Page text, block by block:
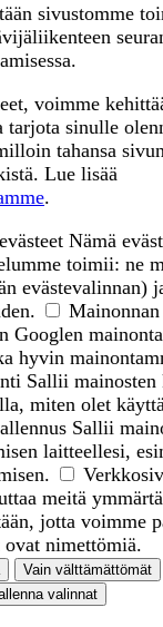
sivustomme
voimme
tarjota sinulle
tahansa
Lue lisää
.
Nämä
toimii: ne
evästevalinnan)
Googlen
hyvin
Sallii mainosten
miten olet
Sallii
laitteellesi,
meitä
jotta voimme
ovat nimettömiä.
Vain välttämättömät
valinnat